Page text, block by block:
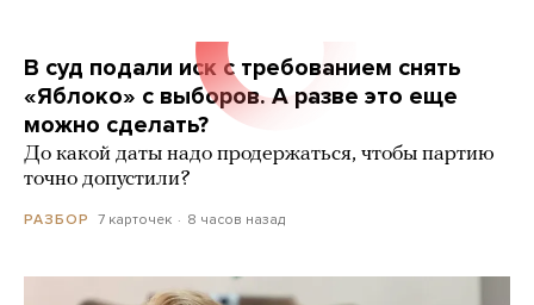
В суд подали иск с требованием снять
«Яблоко» с выборов. А разве это еще
можно сделать?
До какой даты надо продержаться, чтобы партию
точно допустили?
РАЗБОР 7 карточек 8 часов назад